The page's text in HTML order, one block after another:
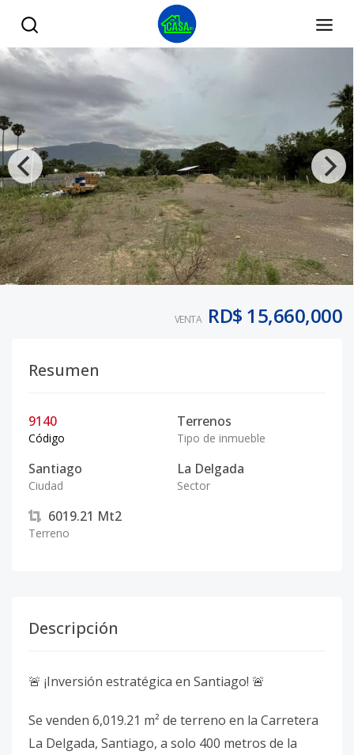
VENTA RD$ 15,660,000
Resumen
9140
Código
Terrenos
Tipo de inmueble
Santiago
Ciudad
La Delgada
Sector
6019.21 Mt2
Terreno
Descripción
🚨 ¡Inversión estratégica en Santiago! 🚨
Se venden 6,019.21 m² de terreno en la Carretera
La Delgada, Santiago, a solo 400 metros de la
Se vende terreno próximo a la Circunvalación Norte - Tu